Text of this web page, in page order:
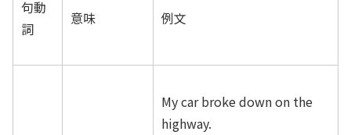
句動
詞
意味 例文
My car broke down on the
highway.